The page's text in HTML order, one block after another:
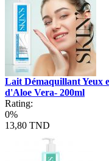
Lait Démaquillant Yeux
d'Aloe Vera- 200ml
Rating:
0%
13,80 TND